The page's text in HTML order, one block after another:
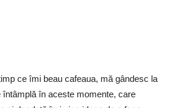
ce îmi beau cafeaua, mă gândesc la
întâmplă în aceste momente, care